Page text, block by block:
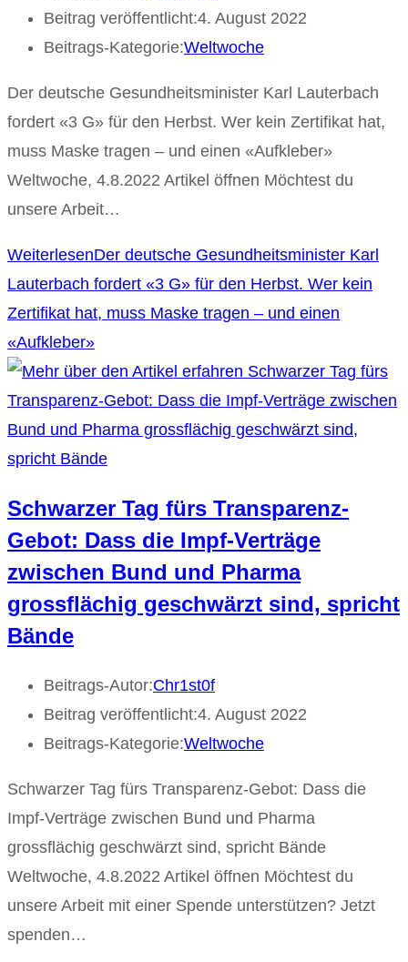
Beitrag veröffentlicht:4. August 2022
Beitrags-Kategorie:Weltwoche
Der deutsche Gesundheitsminister Karl Lauterbach
fordert «3 G» für den Herbst. Wer kein Zertifikat hat,
muss Maske tragen – und einen «Aufkleber»
Weltwoche, 4.8.2022 Artikel öffnen Möchtest du
unsere Arbeit…
WeiterlesenDer deutsche Gesundheitsminister Karl
Lauterbach fordert «3 G» für den Herbst. Wer kein
Zertifikat hat, muss Maske tragen – und einen
«Aufkleber»
Schwarzer Tag fürs Transparenz-
Gebot: Dass die Impf-Verträge
zwischen Bund und Pharma
grossflächig geschwärzt sind, spricht
Bände
Beitrags-Autor:Chr1st0f
Beitrag veröffentlicht:4. August 2022
Beitrags-Kategorie:Weltwoche
Schwarzer Tag fürs Transparenz-Gebot: Dass die
Impf-Verträge zwischen Bund und Pharma
grossflächig geschwärzt sind, spricht Bände
Weltwoche, 4.8.2022 Artikel öffnen Möchtest du
unsere Arbeit mit einer Spende unterstützen? Jetzt
spenden…